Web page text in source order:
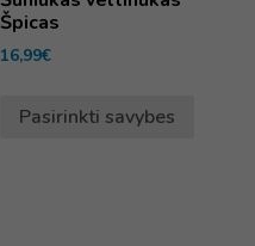
Špicas
16,99€
Pasirinkti savybes